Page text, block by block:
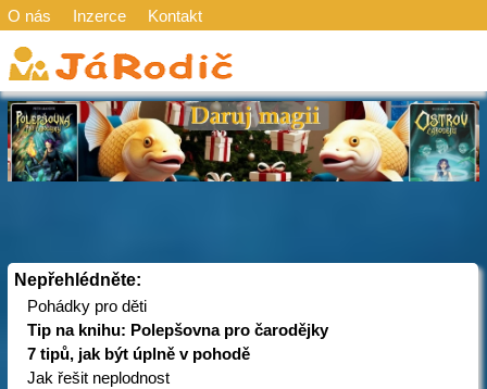
O nás Inzerce Kontakt
Nepřehlédněte:
Pohádky pro děti
Tip na knihu: Polepšovna pro čarodějky
7 tipů, jak být úplně v pohodě
Jak řešit neplodnost